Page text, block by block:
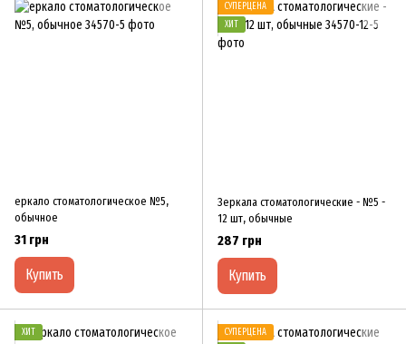
еркало стоматологическое №5,
обычное
31 грн
Купить
СУПЕРЦЕНА
ХИТ
Зеркала стоматологические - №5 -
12 шт, обычные
287 грн
Купить
ХИТ
СУПЕРЦЕНА